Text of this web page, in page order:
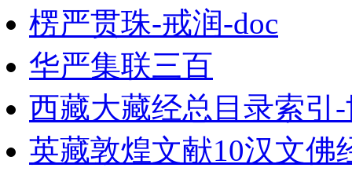
楞严贯珠-戒润-doc
华严集联三百
西藏大藏经总目录索引
英藏敦煌文献10汉文佛